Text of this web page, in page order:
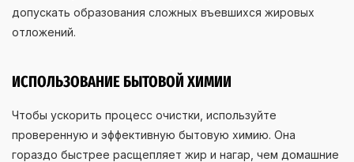
допускать образования сложных въевшихся жировых
отложений.
ИСПОЛЬЗОВАНИЕ БЫТОВОЙ ХИМИИ
Чтобы ускорить процесс очистки, используйте
проверенную и эффективную бытовую химию. Она
гораздо быстрее расщепляет жир и нагар, чем домашние